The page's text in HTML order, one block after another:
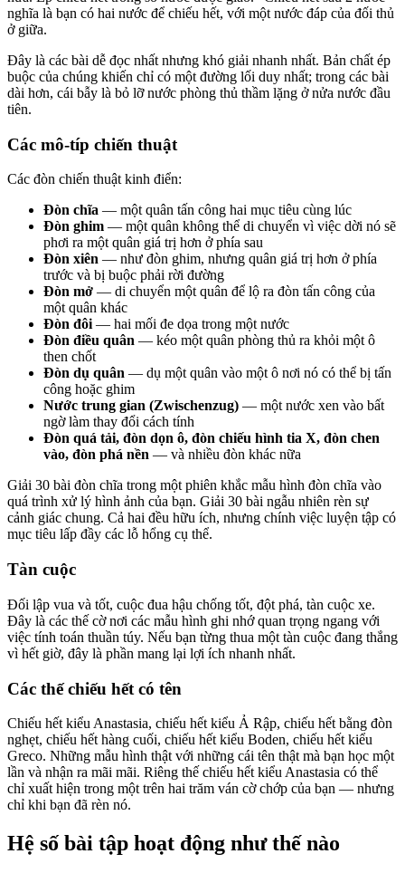
nghĩa là bạn có hai nước để chiếu hết, với một nước đáp của đối thủ
ở giữa.
Đây là các bài dễ đọc nhất nhưng khó giải nhanh nhất. Bản chất ép
buộc của chúng khiến chỉ có một đường lối duy nhất; trong các bài
dài hơn, cái bẫy là bỏ lỡ nước phòng thủ thầm lặng ở nửa nước đầu
tiên.
Các mô-típ chiến thuật
Các đòn chiến thuật kinh điển:
Đòn chĩa — một quân tấn công hai mục tiêu cùng lúc
Đòn ghim — một quân không thể di chuyển vì việc dời nó sẽ
phơi ra một quân giá trị hơn ở phía sau
Đòn xiên — như đòn ghim, nhưng quân giá trị hơn ở phía
trước và bị buộc phải rời đường
Đòn mở — di chuyển một quân để lộ ra đòn tấn công của
một quân khác
Đòn đôi — hai mối đe dọa trong một nước
Đòn điều quân — kéo một quân phòng thủ ra khỏi một ô
then chốt
Đòn dụ quân — dụ một quân vào một ô nơi nó có thể bị tấn
công hoặc ghim
Nước trung gian (Zwischenzug) — một nước xen vào bất
ngờ làm thay đổi cách tính
Đòn quá tải, đòn dọn ô, đòn chiếu hình tia X, đòn chen
vào, đòn phá nền — và nhiều đòn khác nữa
Giải 30 bài đòn chĩa trong một phiên khắc mẫu hình đòn chĩa vào
quá trình xử lý hình ảnh của bạn. Giải 30 bài ngẫu nhiên rèn sự
cảnh giác chung. Cả hai đều hữu ích, nhưng chính việc luyện tập có
mục tiêu lấp đầy các lỗ hổng cụ thể.
Tàn cuộc
Đối lập vua và tốt, cuộc đua hậu chống tốt, đột phá, tàn cuộc xe.
Đây là các thế cờ nơi các mẫu hình ghi nhớ quan trọng ngang với
việc tính toán thuần túy. Nếu bạn từng thua một tàn cuộc đang thắng
vì hết giờ, đây là phần mang lại lợi ích nhanh nhất.
Các thế chiếu hết có tên
Chiếu hết kiểu Anastasia, chiếu hết kiểu Ả Rập, chiếu hết bằng đòn
nghẹt, chiếu hết hàng cuối, chiếu hết kiểu Boden, chiếu hết kiểu
Greco. Những mẫu hình thật với những cái tên thật mà bạn học một
lần và nhận ra mãi mãi. Riêng thế chiếu hết kiểu Anastasia có thể
chỉ xuất hiện trong một trên hai trăm ván cờ chớp của bạn — nhưng
chỉ khi bạn đã rèn nó.
Hệ số bài tập hoạt động như thế nào